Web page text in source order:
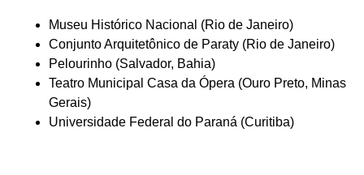
Museu Histórico Nacional (Rio de Janeiro)
Conjunto Arquitetônico de Paraty (Rio de Janeiro)
Pelourinho (Salvador, Bahia)
Teatro Municipal Casa da Ópera (Ouro Preto, Minas
Gerais)
Universidade Federal do Paraná (Curitiba)